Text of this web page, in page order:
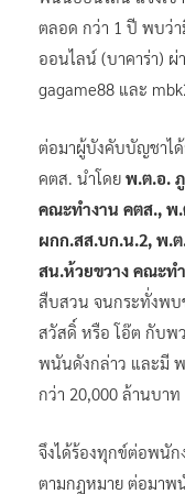
ตลอด กว่า 1 ปี พบว่
ออนไลน์ (บาคาร่า) ผ่
gagame88 และ
ต่อมาผู้บังคับบัญชาได้
คตส. นําโดย พ.ต.อ.
คณะทํางาน คตส.,
ผกก.สส.บก.น.2, พ.ต
สน.ห้วยขวาง คณะทํ
สืบสวน จนกระทั่งพบ
สวัสดิ์ หรือ โอ๊ต กับพ
พนันดังกล่าว และมี
กว่า 20,000 ล้านบาท
จึงได้ร้องทุกข์ต่อพนัก
ตามกฎหมาย ต่อมาพ